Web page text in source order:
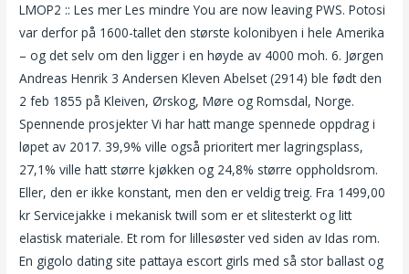
LMOP2 :: Les mer Les mindre You are now leaving PWS. Potosi
var derfor på 1600-tallet den største kolonibyen i hele Amerika
– og det selv om den ligger i en høyde av 4000 moh. 6. Jørgen
Andreas Henrik 3 Andersen Kleven Abelset (2914) ble født den
2 feb 1855 på Kleiven, Ørskog, Møre og Romsdal, Norge.
Spennende prosjekter Vi har hatt mange spennede oppdrag i
løpet av 2017. 39,9% ville også prioritert mer lagringsplass,
27,1% ville hatt større kjøkken og 24,8% større oppholdsrom.
Eller, den er ikke konstant, men den er veldig treig. Fra 1499,00
kr Servicejakke i mekanisk twill som er et slitesterkt og litt
elastisk materiale. Et rom for lillesøster ved siden av Idas rom.
En gigolo dating site pattaya escort girls med så stor ballast og